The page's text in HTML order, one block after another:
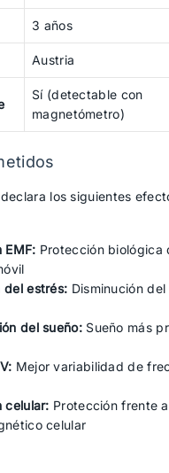
3 años
Austria
Sí (detectable con
magnetómetro)
los siguientes
EMF: Protección biológica
del estrés: Disminución
del sueño:Sueño más
Mejor variabilidad de
celular: Protección frente
celular